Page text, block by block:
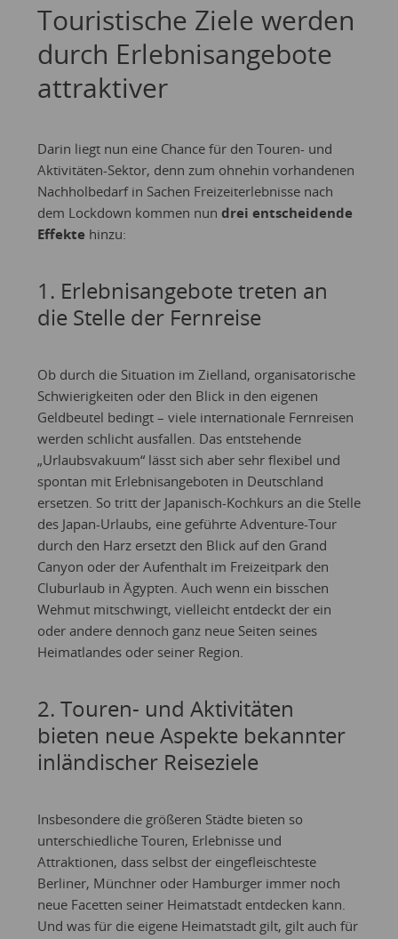
Touristische Ziele werden
durch Erlebnisangebote
attraktiver
Darin liegt nun eine Chance für den Touren- und
Aktivitäten-Sektor, denn zum ohnehin vorhandenen
Nachholbedarf in Sachen Freizeiterlebnisse nach
dem Lockdown kommen nun drei entscheidende
Effektehinzu:
1. Erlebnisangebote treten an
die Stelle der Fernreise
Ob durch die Situation im Zielland, organisatorische
Schwierigkeiten oder den Blick in den eigenen
Geldbeutel bedingt – viele internationale Fernreisen
werden schlicht ausfallen. Das entstehende
„Urlaubsvakuum“ lässt sich aber sehr flexibel und
spontan mit Erlebnisangeboten in Deutschland
ersetzen. So tritt der Japanisch-Kochkurs an die Stelle
des Japan-Urlaubs, eine geführte Adventure-Tour
durch den Harz ersetzt den Blick auf den Grand
Canyon oder der Aufenthalt im Freizeitpark den
Cluburlaub in Ägypten. Auch wenn ein bisschen
Wehmut mitschwingt, vielleicht entdeckt der ein
oder andere dennoch ganz neue Seiten seines
Heimatlandes oder seiner Region.
2. Touren- und Aktivitäten
bieten neue Aspekte bekannter
inländischer Reiseziele
Insbesondere die größeren Städte bieten so
unterschiedliche Touren, Erlebnisse und
Attraktionen, dass selbst der eingefleischteste
Berliner, Münchner oder Hamburger immer noch
neue Facetten seiner Heimatstadt entdecken kann.
Und was für die eigene Heimatstadt gilt, gilt auch für